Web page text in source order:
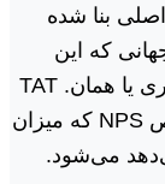
بنا شده
که این
استاندارد شامل مدت زمان درانتظار مشتری یا همان. TAT
وکیفیت ارائه خدمات MOT ودر آخر شاخص NPS که میزان
می‌شود.